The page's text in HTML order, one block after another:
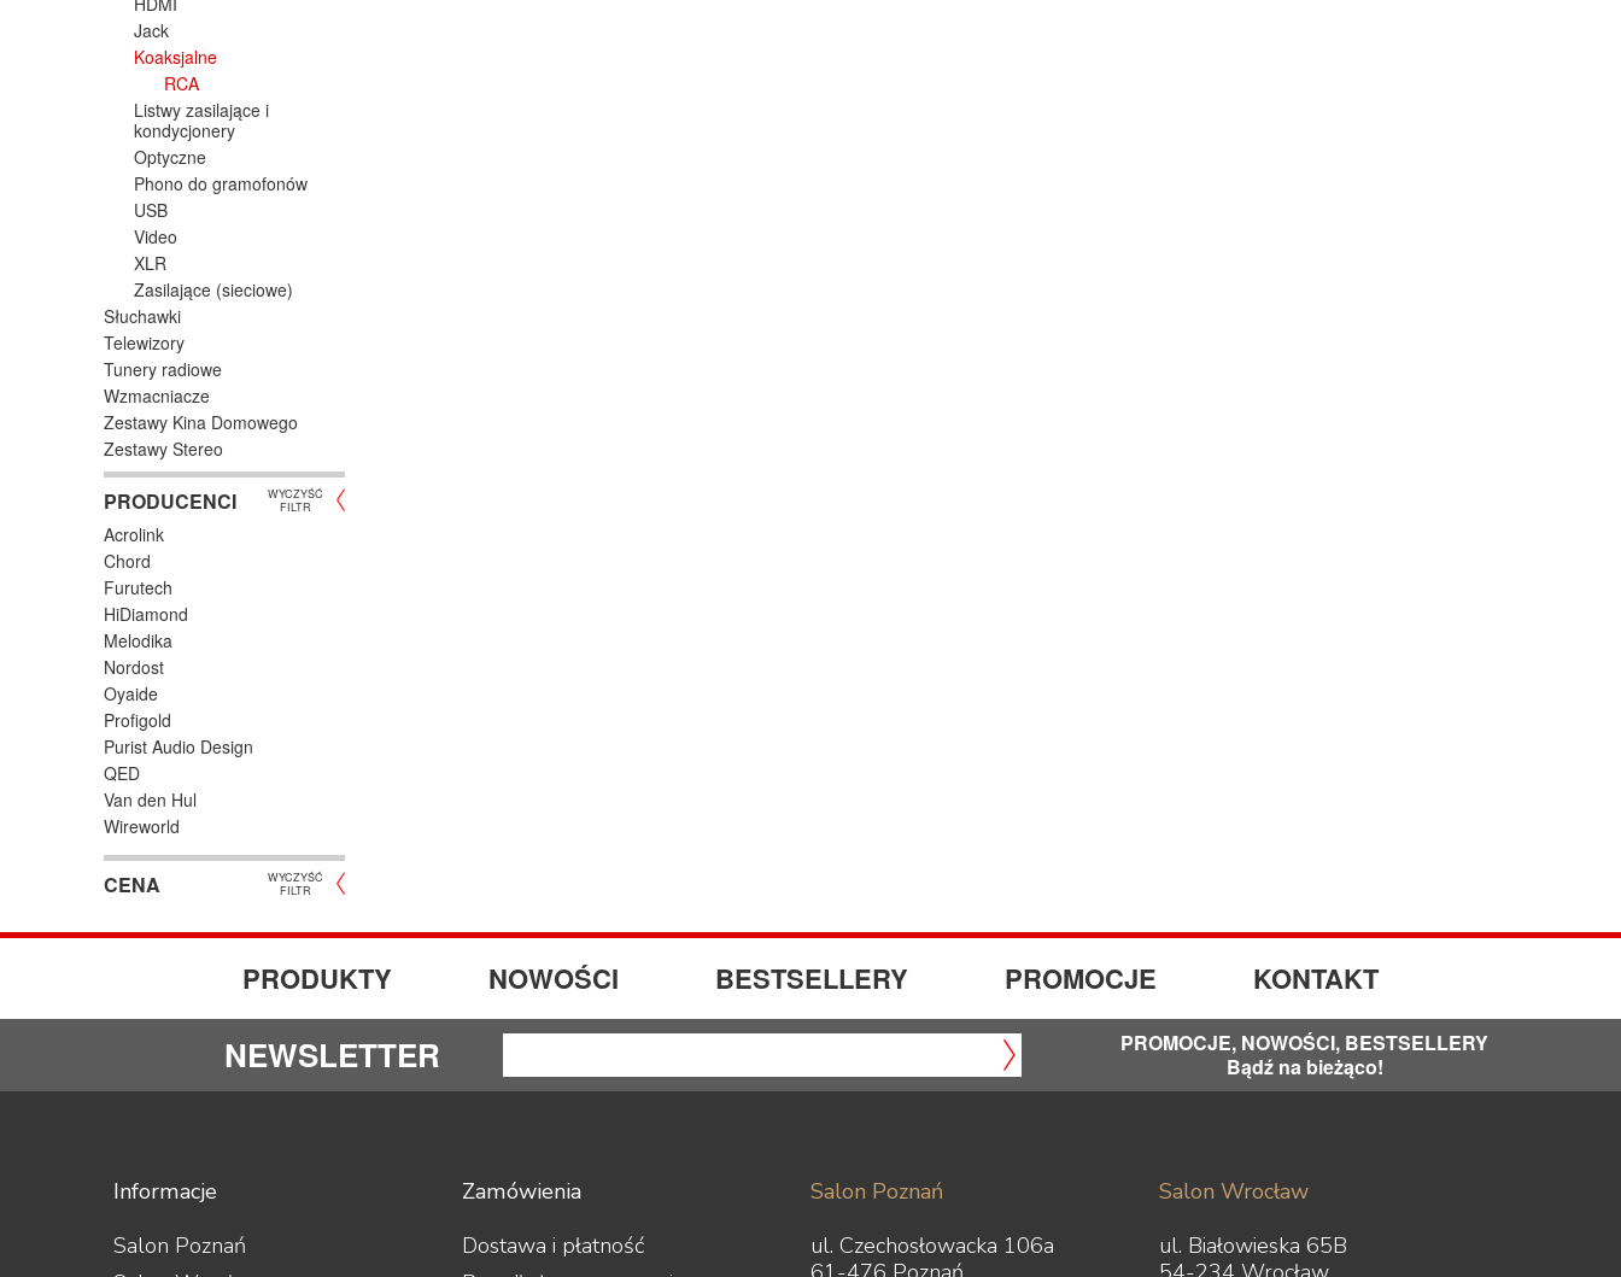
Jack
Koaksjalne
RCA
Listwy zasilające i
kondycjonery
Optyczne
Phono do gramofonów
USB
Video
XLR
Zasilające (sieciowe)
Słuchawki
Telewizory
Tunery radiowe
Wzmacniacze
Zestawy Kina Domowego
Zestawy Stereo
PRODUCENCI
WYCZYŚĆ
FILTR
Acrolink
Chord
Furutech
HiDiamond
Melodika
Nordost
Oyaide
Profigold
Purist Audio Design
QED
Van den Hul
Wireworld
CENA
WYCZYŚĆ
FILTR
PRODUKTY NOWOŚCI BESTSELLERY PROMOCJE KONTAKT
NEWSLETTER
PROMOCJE, NOWOŚCI, BESTSELLERY
Bądź na bieżąco!
Informacje
Salon Poznań
Zamówienia
Dostawa i płatność
Salon Poznań
ul. Czechosłowacka 106a
Salon Wrocław
ul. Białowieska 65B